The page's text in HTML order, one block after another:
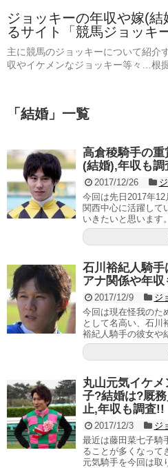
ジョッキーの年収や嫁(
るサイト「競馬ジョッキ
主に競馬のジョッキーについて紹介
収やイケメンなジョッキー等々…根
「 結婚」 一覧
高倉稜騎手の
(結婚),年収も調
2017/12/26
今回は先日2017年12
関西中心に活躍して
いきたいと思います
石川裕紀人騎
アナ関係や年収
2017/12/9 ジ
今回は現在怪我のた
として名高い、石川
裕紀人騎手の彼女や
丸山元気イケ
子?結婚は?厩
止,年収も調査!!
2017/12/3 ジ
最近は藤田菜七子騎
ることが多くなって
元気騎手を今回は取